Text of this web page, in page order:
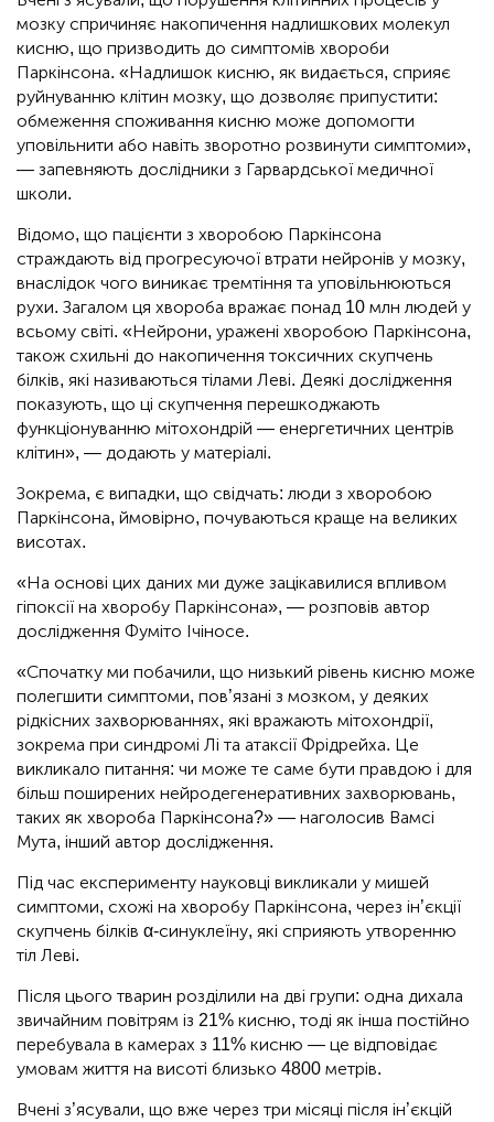
мозку спричиняє накопичення надлишкових молекул
кисню, що призводить до симптомів хвороби
Паркінсона. «Надлишок кисню, як видається, сприяє
руйнуванню клітин мозку, що дозволяє припустити:
обмеження споживання кисню може допомогти
уповільнити або навіть зворотно розвинути симптоми»,
— запевняють дослідники з Гарвардської медичної
школи.
Відомо, що пацієнти з хворобою Паркінсона
страждають від прогресуючої втрати нейронів у мозку,
внаслідок чого виникає тремтіння та уповільнюються
рухи. Загалом ця хвороба вражає понад 10 млн людей у
всьому світі. «Нейрони, уражені хворобою Паркінсона,
також схильні до накопичення токсичних скупчень
білків, які називаються тілами Леві. Деякі дослідження
показують, що ці скупчення перешкоджають
функціонуванню мітохондрій — енергетичних центрів
клітин», — додають у матеріалі.
Зокрема, є випадки, що свідчать: люди з хворобою
Паркінсона, ймовірно, почуваються краще на великих
висотах.
«На основі цих даних ми дуже зацікавилися впливом
гіпоксії на хворобу Паркінсона», — розповів автор
дослідження Фуміто Ічіносе.
«Спочатку ми побачили, що низький рівень кисню може
полегшити симптоми, пов’язані з мозком, у деяких
рідкісних захворюваннях, які вражають мітохондрії,
зокрема при синдромі Лі та атаксії Фрідрейха. Це
викликало питання: чи може те саме бути правдою і для
більш поширених нейродегенеративних захворювань,
таких як хвороба Паркінсона?» — наголосив Вамсі
Мута, інший автор дослідження.
Під час експерименту науковці викликали у мишей
симптоми, схожі на хворобу Паркінсона, через ін’єкції
скупчень білків α-синуклеїну, які сприяють утворенню
тіл Леві.
Після цього тварин розділили на дві групи: одна дихала
звичайним повітрям із 21% кисню, тоді як інша постійно
перебувала в камерах з 11% кисню — це відповідає
умовам життя на висоті близько 4800 метрів.
Вчені з’ясували, що вже через три місяці після ін’єкцій